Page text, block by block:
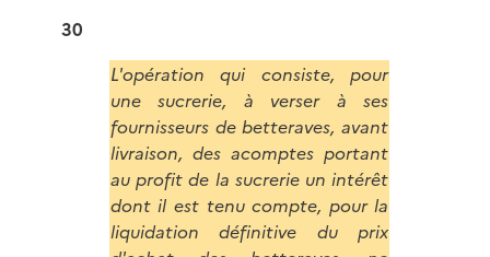
30
L'opération qui consiste, pour
une sucrerie, à verser à ses
fournisseurs de betteraves, avant
livraison, des acomptes portant
au profit de la sucrerie un intérêt
dont il est tenu compte, pour la
liquidation définitive du prix